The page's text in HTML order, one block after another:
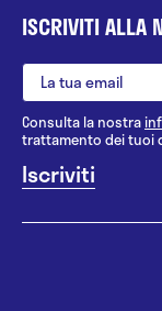
ISCRIVITI ALLA
Consulta la nostra
trattamento dei tuoi